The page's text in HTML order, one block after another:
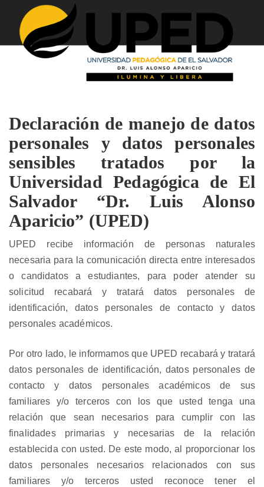
Declaración de manejo de datos
personales y datos personales
sensibles tratados por la
Universidad Pedagógica de El
Salvador “Dr. Luis Alonso
Aparicio” (UPED)
UPED recibe información de personas naturales
necesaria para la comunicación directa entre interesados
o candidatos a estudiantes, para poder atender su
solicitud recabará y tratará datos personales de
identificación, datos personales de contacto y datos
personales académicos.
Por otro lado, le informamos que UPED recabará y tratará
datos personales de identificación, datos personales de
contacto y datos personales académicos de sus
familiares y/o terceros con los que usted tenga una
relación que sean necesarios para cumplir con las
finalidades primarias y necesarias de la relación
establecida con usted. De este modo, al proporcionar los
datos personales necesarios relacionados con sus
familiares y/o terceros usted reconoce tener el